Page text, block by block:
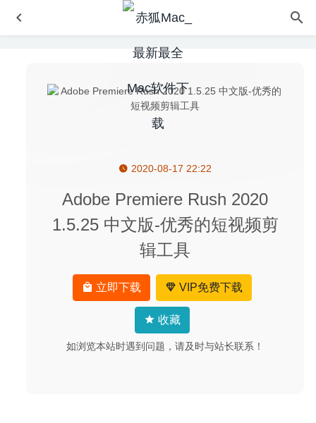
2020-08-17 22:22
Adobe Premiere Rush 2020
1.5.25 中文版-优秀的短视频剪
辑工具
立即下载 VIP免费下载
收藏
如浏览本站时遇到问题，请及时与站长联系！
PatterNodes 2.2.9 for Mac- 创建矢量图/插画/动画制作工具
EtreCheck 6.2.3 for Mac- MacOS系统信息监测工具
Things 3.12.2 for Mac中文版-GTD时间日程管理工具
Downie 4.0.8 中文版-视频网站视频下载工具 2020-04-17
Native Instruments Reaktor 6 6.4.3 – 专业的音频合成软件